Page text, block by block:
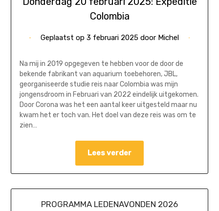
Colombia
Geplaatst op 3 februari 2025door Michel
Na mij in 2019 opgegeven te hebben voor de door de
bekende fabrikant van aquarium toebehoren, JBL,
georganiseerde studie reis naar Colombia was mijn
jongensdroom in Februari van 2022 eindelijk uitgekomen.
Door Corona was het een aantal keer uitgesteld maar nu
kwam het er toch van. Het doel van deze reis was om te
zien…
Lees verder
PROGRAMMA LEDENAVONDEN 2026